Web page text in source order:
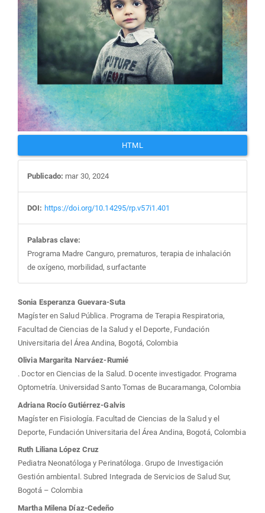
HTML
Publicado: mar 30, 2024
DOI: https://doi.org/10.14295/rp.v57i1.401
Palabras clave:
Programa Madre Canguro, prematuros, terapia de inhalación
de oxígeno, morbilidad, surfactante
Contenido
principal
del
artículo
Sonia Esperanza Guevara-Suta
Magíster en Salud Pública. Programa de Terapia Respiratoria,
Facultad de Ciencias de la Salud y el Deporte, Fundación
Universitaria del Área Andina, Bogotá, Colombia
Olivia Margarita Narváez-Rumié
. Doctor en Ciencias de la Salud. Docente investigador. Programa
Optometría. Universidad Santo Tomas de Bucaramanga, Colombia
Adriana Rocío Gutiérrez-Galvis
Magíster en Fisiología. Facultad de Ciencias de la Salud y el
Deporte, Fundación Universitaria del Área Andina, Bogotá, Colombia
Ruth Liliana López Cruz
Pediatra Neonatóloga y Perinatóloga. Grupo de Investigación
Gestión ambiental. Subred Integrada de Servicios de Salud Sur,
Bogotá – Colombia
Martha Milena Díaz-Cedeño